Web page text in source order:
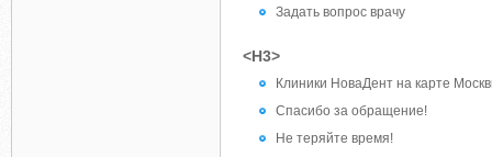
Задать вопрос врачу
<H3>
Клиники НоваДент на карте
Спасибо за обращение!
Не теряйте время!